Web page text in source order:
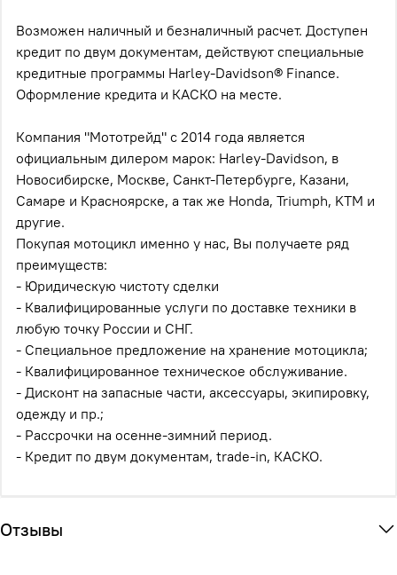
Возможен наличный и безналичный расчет. Доступен
кредит по двум документам, действуют специальные
кредитные программы Harley-Davidson® Finance.
Оформление кредита и КАСКО на месте.
Компания "Мототрейд" c 2014 года является
официальным дилером марок: Harley-Davidson, в
Новосибирске, Москве, Санкт-Петербурге, Казани,
Самаре и Красноярске, а так же Honda, Triumph, KTM и
другие.
Покупая мотоцикл именно у нас, Вы получаете ряд
преимуществ:
- Юридическую чистоту сделки
- Квалифицированные услуги по доставке техники в
любую точку России и СНГ.
- Специальное предложение на хранение мотоцикла;
- Квалифицированное техническое обслуживание.
- Дисконт на запасные части, аксессуары, экипировку,
одежду и пр.;
- Рассрочки на осенне-зимний период.
- Кредит по двум документам, trade-in, КАСКО.
Отзывы